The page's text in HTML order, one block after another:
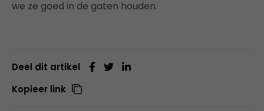
we ze goed in de gaten houden.
Deel dit artikel
Kopieer link